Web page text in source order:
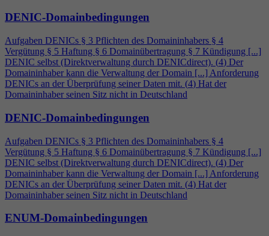
DENIC-Domainbedingungen
Aufgaben DENICs § 3 Pflichten des Domaininhabers § 4
Vergütung § 5 Haftung § 6 Domainübertragung § 7 Kündigung [...]
DENIC selbst (Direktverwaltung durch DENICdirect). (4) Der
Domaininhaber kann die Verwaltung der Domain [...] Anforderung
DENICs an der Überprüfung seiner Daten mit. (4) Hat der
Domaininhaber seinen Sitz nicht in Deutschland
DENIC-Domainbedingungen
Aufgaben DENICs § 3 Pflichten des Domaininhabers § 4
Vergütung § 5 Haftung § 6 Domainübertragung § 7 Kündigung [...]
DENIC selbst (Direktverwaltung durch DENICdirect). (4) Der
Domaininhaber kann die Verwaltung der Domain [...] Anforderung
DENICs an der Überprüfung seiner Daten mit. (4) Hat der
Domaininhaber seinen Sitz nicht in Deutschland
ENUM-Domainbedingungen